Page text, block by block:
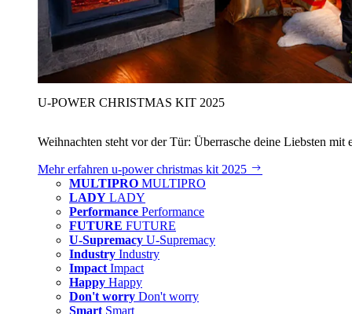
U‑POWER CHRISTMAS KIT 2025
Weihnachten steht vor der Tür: Überrasche deine Liebsten
Mehr erfahren u‑power christmas kit 2025
MULTIPRO MULTIPRO
LADY LADY
Performance Performance
FUTURE FUTURE
U-Supremacy U-Supremacy
Industry Industry
Impact Impact
Happy Happy
Don't worry Don't worry
Smart Smart